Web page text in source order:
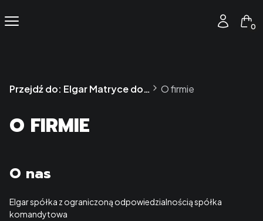
Menu Zaloguj się
Przejdź do: Elgar Matryce do laptopów O firmie
O FIRMIE
O nas
Elgar spółka z ograniczoną odpowiedzialnością spółka
komandytowa